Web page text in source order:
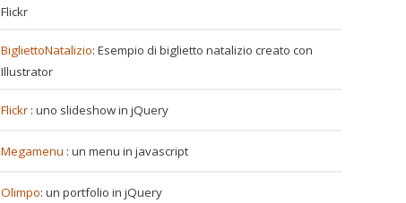
Flickr
BigliettoNatalizio: Esempio di biglietto natalizio creato con
Illustrator
Flickr : uno slideshow in jQuery
Megamenu : un menu in javascript
Olimpo: un portfolio in jQuery